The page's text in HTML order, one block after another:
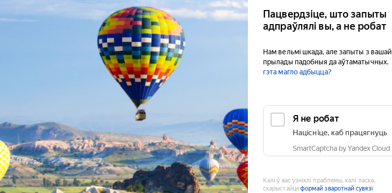
Пацвердзіце, што запыты
адпраўлялі вы, а не робат
Нам вельмі шкада, але запыты з вашай
прылады падобныя да аўтаматычных.
гэта магло адбыцца?
Я не робат
Націсніце, каб працягнуць
SmartCaptcha by Yandex Cloud
Калі ў вас узніклі праблемы, калі ласка,
скарыстайцеформай зваротнай сувязі